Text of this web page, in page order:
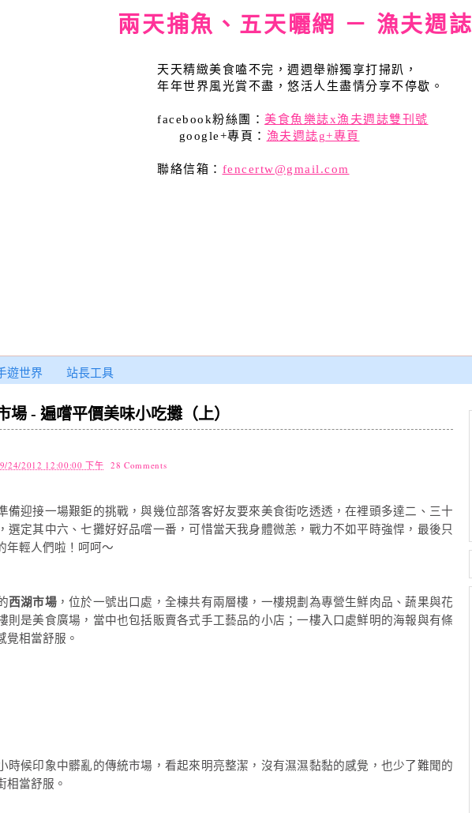
兩天捕魚、五天曬網 － 漁夫週誌
天天精緻美食嗑不完，週週舉辦獨享打掃趴，
年年世界風光賞不盡，悠活人生盡情分享不停歇。
facebook粉絲團： 美食魚樂誌x漁夫週誌雙刊號
google+專頁： 漁夫週誌g+專頁
聯絡信箱： fencertw@gmail.com
遊世界 站長工具
場 - 遍嚐平價美味小吃攤（上）
9/24/2012 12:00:00 下午 28 Comments
備迎接一場艱鉅的挑戰，與幾位部落客好友要來美食街吃透透，在裡頭多達二、三十
選定其中六、七攤好好品嚐一番，可惜當天我身體微恙，戰力不如平時強悍，最後只
年輕人們啦！呵呵～
西湖市場，位於一號出口處，全棟共有兩層樓，一樓規劃為專營生鮮肉品、蔬果與花
則是美食廣場，當中也包括販賣各式手工藝品的小店；一樓入口處鮮明的海報與有條
覺相當舒服。
時候印象中髒亂的傳統市場，看起來明亮整潔，沒有濕濕黏黏的感覺，也少了難聞的
相當舒服。